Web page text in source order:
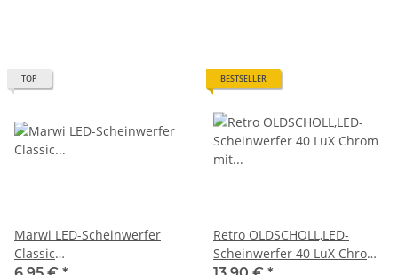
TOP
Marwi LED-Scheinwerfer
Classic
BESTSELLER
Retro OLDSCHOLL,LED-
Scheinwerfer 40 LuX Chrom